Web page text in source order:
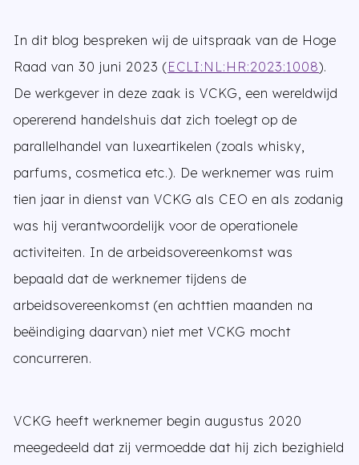
In dit blog bespreken wij de uitspraak van de Hoge
Raad van 30 juni 2023 (ECLI:NL:HR:2023:1008).
De werkgever in deze zaak is VCKG, een wereldwijd
opererend handelshuis dat zich toelegt op de
parallelhandel van luxeartikelen (zoals whisky,
parfums, cosmetica etc.). De werknemer was ruim
tien jaar in dienst van VCKG als CEO en als zodanig
was hij verantwoordelijk voor de operationele
activiteiten. In de arbeidsovereenkomst was
bepaald dat de werknemer tijdens de
arbeidsovereenkomst (en achttien maanden na
beëindiging daarvan) niet met VCKG mocht
concurreren.
VCKG heeft werknemer begin augustus 2020
meegedeeld dat zij vermoedde dat hij zich bezighield